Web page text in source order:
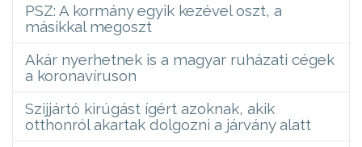
PSZ: A kormány egyik kezével oszt, a
másikkal megoszt
Akár nyerhetnek is a magyar ruházati cégek
a koronavíruson
Szijjártó kirúgást ígért azoknak, akik
otthonról akartak dolgozni a járvány alatt